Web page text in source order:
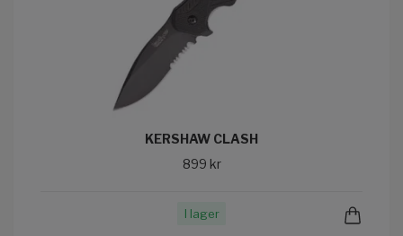
KERSHAW CLASH
899 kr
I lager